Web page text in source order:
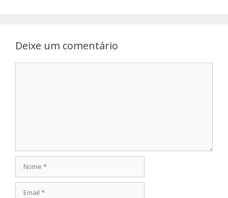
Deixe um comentário